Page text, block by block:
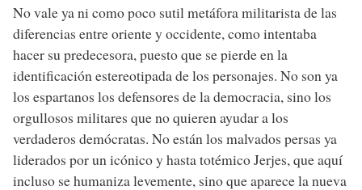
No vale ya ni como poco sutil metáfora militarista de las
diferencias entre oriente y occidente, como intentaba
hacer su predecesora, puesto que se pierde en la
identificación estereotipada de los personajes. No son ya
los espartanos los defensores de la democracia, sino los
orgullosos militares que no quieren ayudar a los
verdaderos demócratas. No están los malvados persas ya
liderados por un icónico y hasta totémico Jerjes, que aquí
incluso se humaniza levemente, sino que aparece la nueva